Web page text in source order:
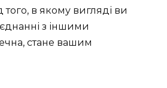
в якому вигляді ви
з іншими
стане вашим